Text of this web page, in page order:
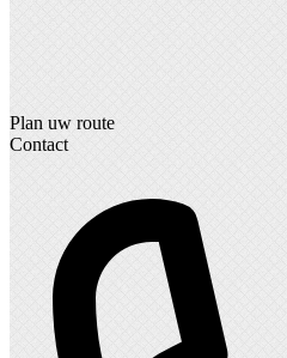
Plan uw route
Contact